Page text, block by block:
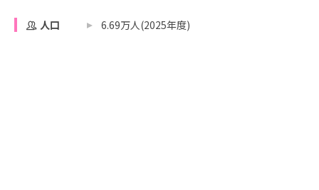
人口 6.69万人(2025年度)